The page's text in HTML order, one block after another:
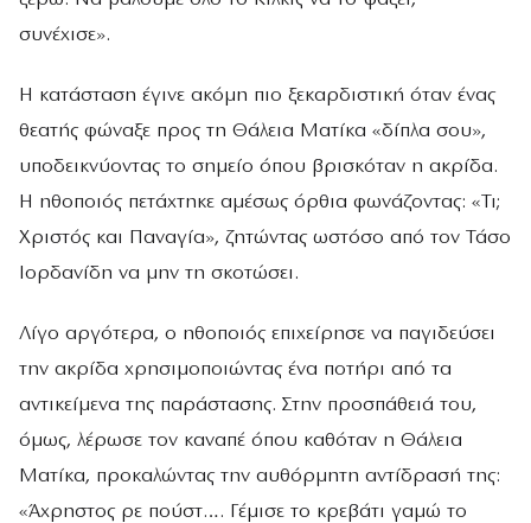
συνέχισε».
Η κατάσταση έγινε ακόμη πιο ξεκαρδιστική όταν ένας
θεατής φώναξε προς τη Θάλεια Ματίκα «δίπλα σου»,
υποδεικνύοντας το σημείο όπου βρισκόταν η ακρίδα.
Η ηθοποιός πετάχτηκε αμέσως όρθια φωνάζοντας: «Τι;
Χριστός και Παναγία», ζητώντας ωστόσο από τον Τάσο
Ιορδανίδη να μην τη σκοτώσει.
Λίγο αργότερα, ο ηθοποιός επιχείρησε να παγιδεύσει
την ακρίδα χρησιμοποιώντας ένα ποτήρι από τα
αντικείμενα της παράστασης. Στην προσπάθειά του,
όμως, λέρωσε τον καναπέ όπου καθόταν η Θάλεια
Ματίκα, προκαλώντας την αυθόρμητη αντίδρασή της:
«Άχρηστος ρε πούστ…. Γέμισε το κρεβάτι γαμώ το